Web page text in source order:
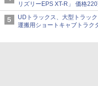
リズリーEPS XT-R」 価格220
UDトラックス、大型トラッ
運搬用ショートキャブトラク